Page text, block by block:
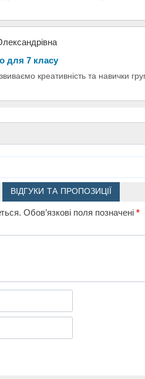
для 7 класу
креативність та навички
ВІДГУКИ ТА ПРОПОЗИЦІЇ
Обов’язкові поля позначені *